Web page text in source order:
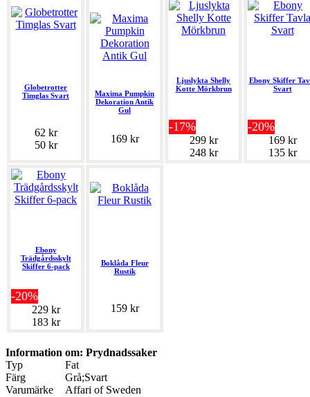
Globetrotter
Timglas Svart
62 kr
50 kr
Maxima Pumpkin
Dekoration Antik
Gul
169 kr
Ljuslykta Shelly
Kotte Mörkbrun
-17%
299 kr
248 kr
Ebony Skiffer
Svart
-20%
169 kr
135 kr
Ebony
Trädgårdsskylt
Skiffer 6-pack
-20%
229 kr
183 kr
Boklåda Fleur
Rustik
159 kr
Information om: Prydnadssaker
Typ
Fat
Färg
Grå;Svart
Varumärke
Affari of Sweden